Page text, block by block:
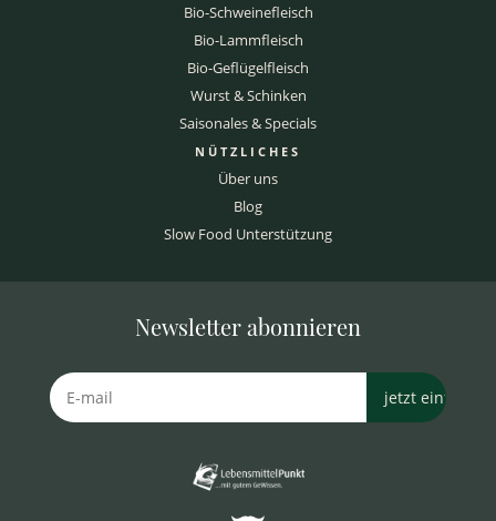
Bio-Schweinefleisch
Bio-Lammfleisch
Bio-Geflügelfleisch
Wurst & Schinken
Saisonales & Specials
NÜTZLICHES
Über uns
Blog
Slow Food Unterstützung
Newsletter abonnieren